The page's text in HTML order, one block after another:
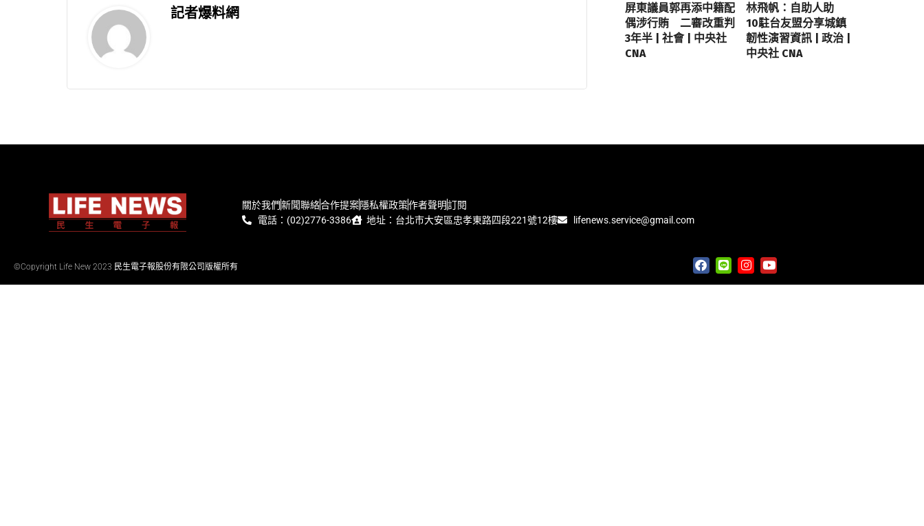
記者爆料網
屏東議員郭再添中籍配
偶涉行賄 二審改重判
3年半 | 社會 | 中央社
CNA
林飛帆：自助人助
10駐台友盟分享城鎮
韌性演習資訊 | 政治 |
中央社 CNA
關於我們新聞聯絡合作提案隱私權政策作者聲明訂閱
電話：(02)2776-3386
地址：台北市大安區忠孝東路四段221號12樓 lifenews.service@gmail.com
©Copyright Life New 2023 民生電子報股份有限公司版權所有